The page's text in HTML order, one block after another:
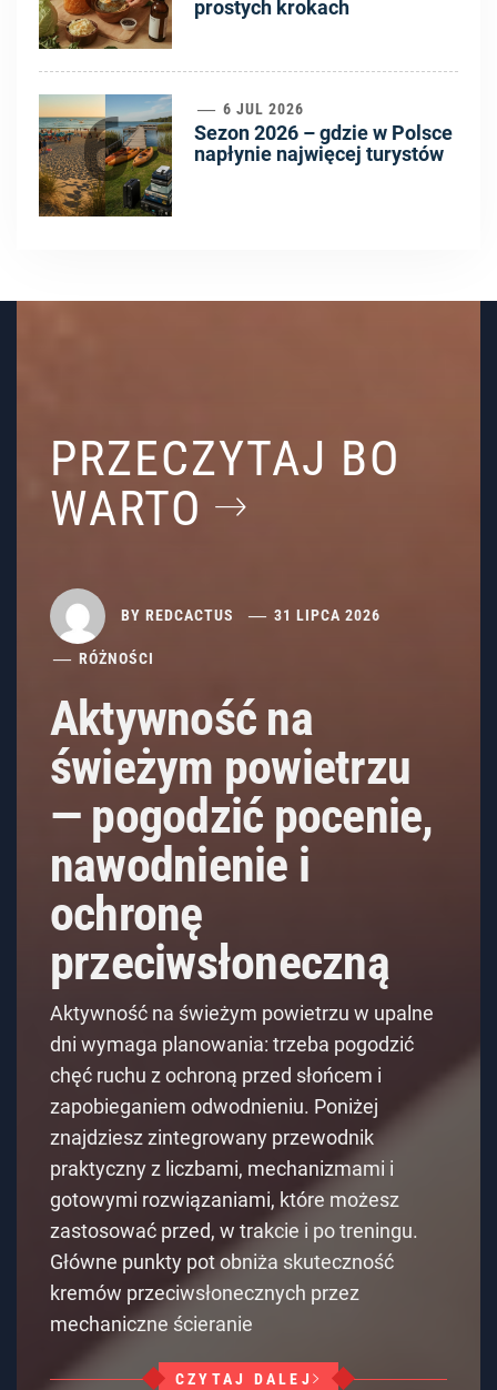
prostych krokach
6 6 JUL 2026
Sezon 2026 – gdzie w Polsce
napłynie najwięcej turystów
PRZECZYTAJ BO
WARTO
BY REDCACTUS 31 LIPCA 2026
RÓŻNOŚCI
Aktywność na
świeżym powietrzu
— pogodzić pocenie,
nawodnienie i
ochronę
przeciwsłoneczną
Aktywność na świeżym powietrzu w upalne
dni wymaga planowania: trzeba pogodzić
chęć ruchu z ochroną przed słońcem i
zapobieganiem odwodnieniu. Poniżej
znajdziesz zintegrowany przewodnik
praktyczny z liczbami, mechanizmami i
gotowymi rozwiązaniami, które możesz
zastosować przed, w trakcie i po treningu.
Główne punkty pot obniża skuteczność
kremów przeciwsłonecznych przez
mechaniczne ścieranie
CZYTAJ DALEJ